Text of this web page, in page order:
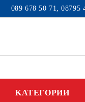
089 678 50 71, 08795
KАТЕГОРИИ